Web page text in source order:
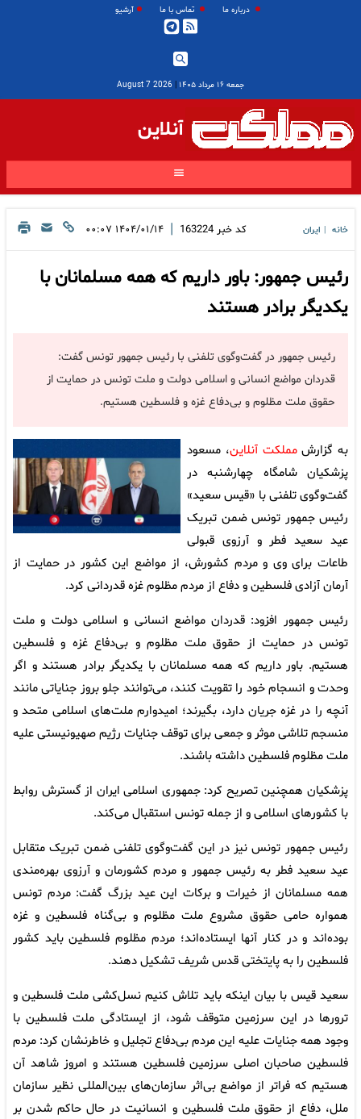
درباره ما تماس با ما آرشیو
جمعه ۱۶ مرداد ۱۴۰۵ |
2026 August 7
آنلاین
خانه ایران کد خبر 163224
| ۱۴۰۴/۰۱/۱۴ ۰۰:۰۷
رئیس جمهور: باور داریم که همه مسلمانان با
یکدیگر برادر هستند
رئیس جمهور در گفت‌وگوی تلفنی با رئیس جمهور تونس گفت:
قدردان مواضع انسانی و اسلامی دولت و ملت تونس در حمایت از
حقوق ملت مظلوم و بی‌دفاع غزه و فلسطین هستیم.
به گزارشمملکت آنلاین، مسعود
پزشکیان شامگاه چهارشنبه در
گفت‌وگوی تلفنی با «قیس سعید»
رئیس جمهور تونس ضمن تبریک
عید سعید فطر و آرزوی قبولی
طاعات برای وی و مردم کشورش، از مواضع این کشور در حمایت از
آرمان آزادی فلسطین و دفاع از مردم مظلوم غزه قدردانی کرد.
رئیس جمهور افزود: قدردان مواضع انسانی و اسلامی دولت و ملت
تونس در حمایت از حقوق ملت مظلوم و بی‌دفاع غزه و فلسطین
هستیم. باور داریم که همه مسلمانان با یکدیگر برادر هستند و اگر
وحدت و انسجام خود را تقویت کنند، می‌توانند جلو بروز جنایاتی مانند
آنچه را در غزه جریان دارد، بگیرند؛ امیدوارم ملت‌های اسلامی متحد و
منسجم تلاشی موثر و جمعی برای توقف جنایات رژیم صهیونیستی علیه
ملت مظلوم فلسطین داشته باشند.
پزشکیان همچنین تصریح کرد: جمهوری اسلامی ایران از گسترش روابط
با کشورهای اسلامی و از جمله تونس استقبال می‌کند.
رئیس جمهور تونس نیز در این گفت‌وگوی تلفنی ضمن تبریک متقابل
عید سعید فطر به رئیس جمهور و مردم کشورمان و آرزوی بهره‌مندی
همه مسلمانان از خیرات و برکات این عید بزرگ گفت: مردم تونس
همواره حامی حقوق مشروع ملت مظلوم و بی‌گناه فلسطین و غزه
بوده‌اند و در کنار آنها ایستاده‌اند؛ مردم مظلوم فلسطین باید کشور
فلسطین را به پایتختی قدس شریف تشکیل دهند.
سعید قیس با بیان اینکه باید تلاش کنیم نسل‌کشی ملت فلسطین و
ترورها در این سرزمین متوقف شود، از ایستادگی ملت فلسطین با
وجود همه جنایات علیه این مردم بی‌دفاع تجلیل و خاطرنشان کرد: مردم
فلسطین صاحبان اصلی سرزمین فلسطین هستند و امروز شاهد آن
هستیم که فراتر از مواضع بی‌اثر سازمان‌های بین‌المللی نظیر سازمان
ملل، دفاع از حقوق ملت فلسطین و انسانیت در حال حاکم شدن بر